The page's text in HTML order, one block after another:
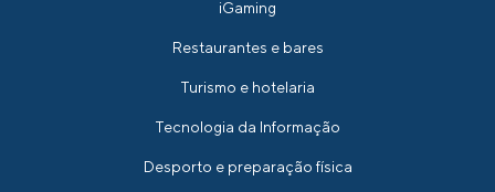
iGaming
Restaurantes e bares
Turismo e hotelaria
Tecnologia da Informação
Desporto e preparação física